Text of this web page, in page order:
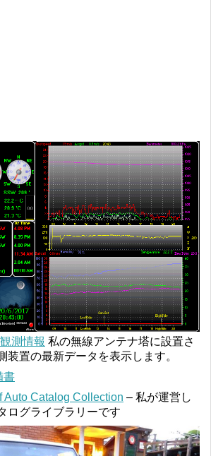
測情報 私の無線アンテナ塔に設置さ
装置の最新データを表示します。
書
Auto Catalog Collection – 私が運営し
ログライブラリーです